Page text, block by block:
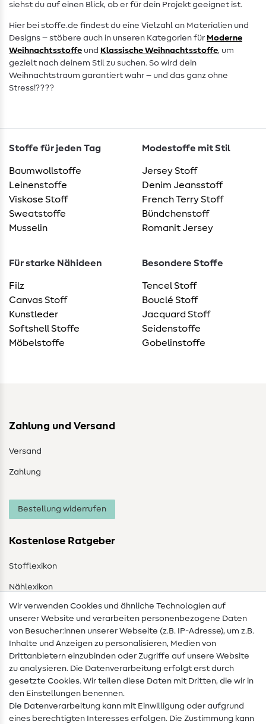
siehst du auf einen Blick, ob er für dein Projekt geeignet ist.
Hier bei stoffe.de findest du eine Vielzahl an Materialien und
Designs – stöbere auch in unseren Kategorien für Moderne
Weihnachtsstoffe und Klassische Weihnachtsstoffe, um
gezielt nach deinem Stil zu suchen. So wird dein
Weihnachtstraum garantiert wahr – und das ganz ohne
Stress!????
Stoffe für jeden Tag
Baumwollstoffe
Leinenstoffe
Viskose Stoff
Sweatstoffe
Musselin
Modestoffe mit Stil
Jersey Stoff
Denim Jeansstoff
French Terry Stoff
Bündchenstoff
Romanit Jersey
Für starke Nähideen
Filz
Canvas Stoff
Kunstleder
Softshell Stoffe
Möbelstoffe
Besondere Stoffe
Tencel Stoff
Bouclé Stoff
Jacquard Stoff
Seidenstoffe
Gobelinstoffe
Zahlung und Versand
Versand
Zahlung
Bestellung widerrufen
Kostenlose Ratgeber
Stofflexikon
Nählexikon
Nähanleitungen
Hilfe & Kontakt
Kontakt
Infos zum Betreiberwechsel
Widerrufsrecht
Wir verwenden Cookies und ähnliche Technologien auf
unserer Website und verarbeiten personenbezogene Daten
von Besucher:innen unserer Webseite (z.B. IP-Adresse), um z.B.
Inhalte und Anzeigen zu personalisieren, Medien von
Drittanbietern einzubinden oder Zugriffe auf unsere Website
zu analysieren. Die Datenverarbeitung erfolgt erst durch
gesetzte Cookies. Wir teilen diese Daten mit Dritten, die wir in
den Einstellungen benennen.
Die Datenverarbeitung kann mit Einwilligung oder aufgrund
eines berechtigten Interesses erfolgen. Die Zustimmung kann